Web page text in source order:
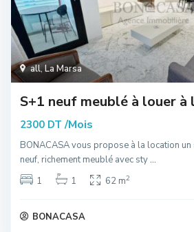
all,La Marsa
S+1 neuf meublé à louer à
2300 DT /Mois
BONACASA vous propose à la location
neuf, richement meublé avec sty...
1
1 62 m2
BONACASA